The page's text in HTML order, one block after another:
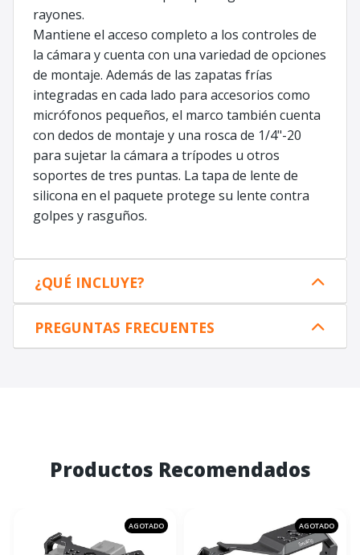
rayones.
Mantiene el acceso completo a los controles de
la cámara y cuenta con una variedad de opciones
de montaje. Además de las zapatas frías
integradas en cada lado para accesorios como
micrófonos pequeños, el marco también cuenta
con dedos de montaje y una rosca de 1/4"-20
para sujetar la cámara a trípodes u otros
soportes de tres puntas. La tapa de lente de
silicona en el paquete protege su lente contra
golpes y rasguños.
¿QUÉ INCLUYE?
PREGUNTAS FRECUENTES
Productos Recomendados
AGOTADO AGOTADO